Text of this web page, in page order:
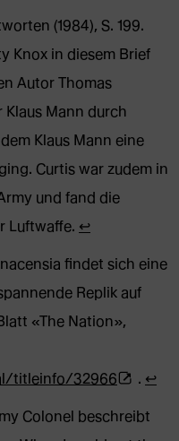
(1984), S. 199.
Knox in diesem Brief
Autor Thomas
Klaus Mann durch
Klaus Mann eine
Curtis war zudem in
und fand die
Luftwaffe. ↩︎
findet sich eine
Replik auf
«The Nation»,
titleinfo/32966(Öffnet
externe
Webseite
. ↩︎
Colonel beschreibt